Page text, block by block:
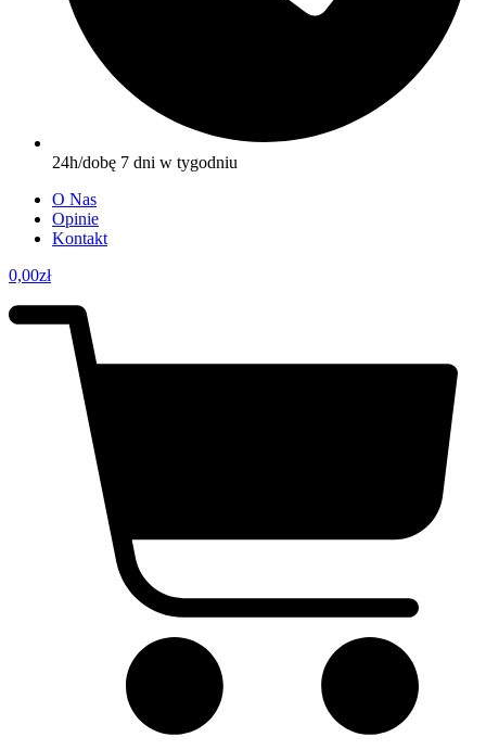
24h/dobę 7 dni w tygodniu
O Nas
Opinie
Kontakt
0,00zł